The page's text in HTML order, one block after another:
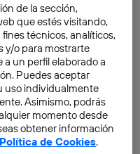
que no tienen
que permitenver
osacar una
generando interés
para el que los
mostró en sociedad
de la sección,
que estés visitando,
técnicos, analíticos,
y/o para mostrarte
un perfil elaborado a
Puedes aceptar
uso individualmente
Asimismo, podrás
momento desde
obtener información
Política de Cookies.